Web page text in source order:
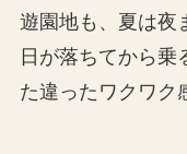
遊園地も、夏は夜
日が落ちてから乗
た違ったワクワク